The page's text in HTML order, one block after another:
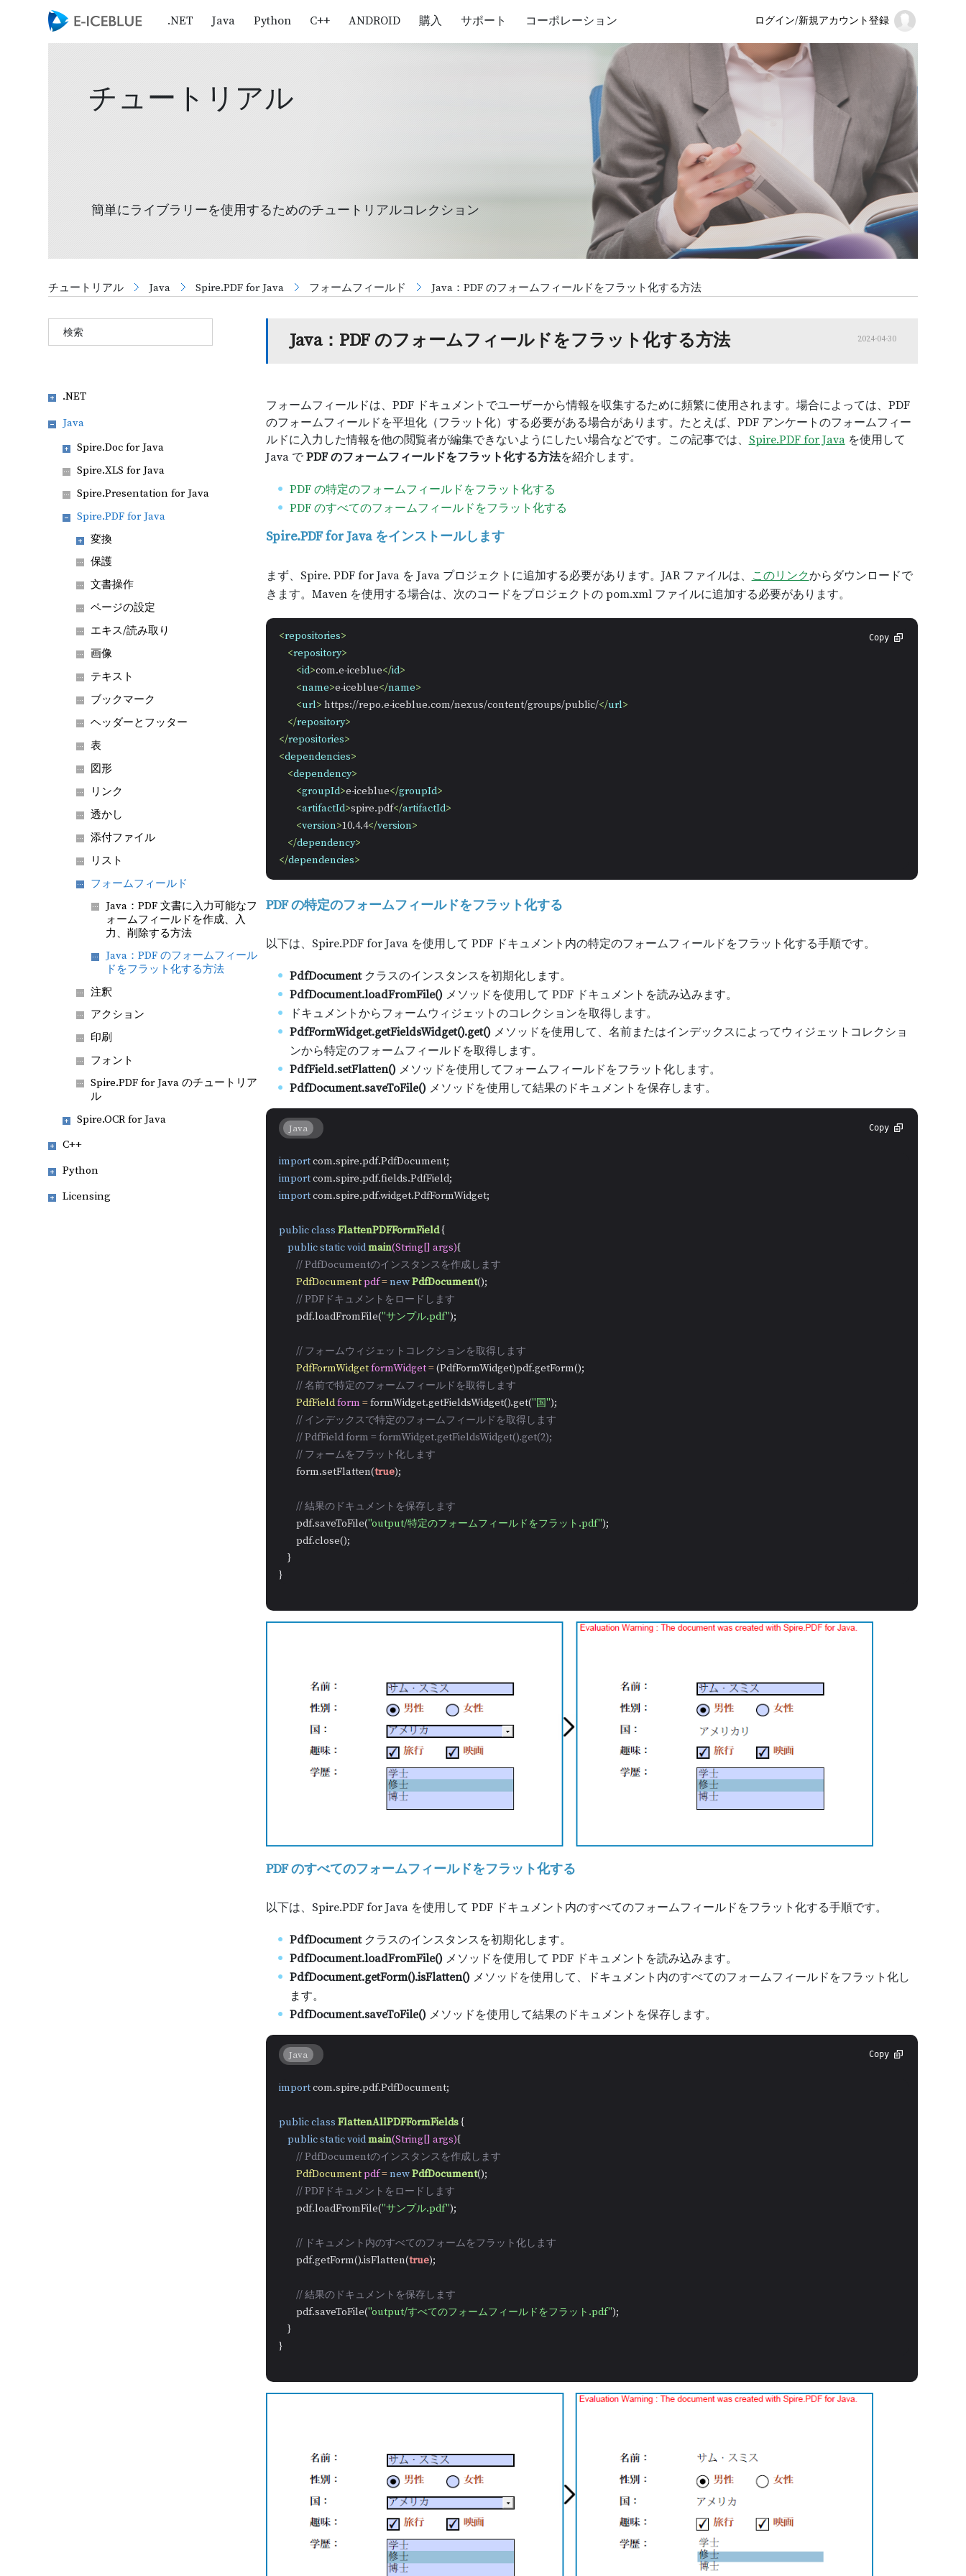
.NET Java Python C++ ANDROID 購入 サポート コーポレーション ログイン/新規アカウント登録
チュートリアル
簡単にライブラリーを使用するためのチュートリアルコレクション
チュートリアル Java Spire.PDF for Java フォームフィールド Java：PDF のフォームフィールドをフラット化する方法
2024-04-30
Java：PDF のフォームフィールドをフラット化する方法
フォームフィールドは、PDF ドキュメントでユーザーから情報を収集するために頻繁に使用されます。場合によっては、PDF
のフォームフィールドを平坦化（フラット化）する必要がある場合があります。たとえば、PDF アンケートのフォームフィー
ルドに入力した情報を他の閲覧者が編集できないようにしたい場合などです。この記事では、 Spire.PDF for Javaを使用して
Java で PDF のフォームフィールドをフラット化する方法を紹介します。
PDF の特定のフォームフィールドをフラット化する
PDF のすべてのフォームフィールドをフラット化する
Spire.PDF for Java をインストールします
まず、Spire. PDF for Java を Java プロジェクトに追加する必要があります。JAR ファイルは、 このリンクからダウンロードで
きます。Maven を使用する場合は、次のコードをプロジェクトの pom.xml ファイルに追加する必要があります。
Copy
<repositories>
<repository>
<id>com.e-iceblue</id>
<name>e-iceblue</name>
<url> https://repo.e-iceblue.com/nexus/content/groups/public/</url>
</repository>
</repositories>
<dependencies>
<dependency>
<groupId>e-iceblue</groupId>
<artifactId>spire.pdf</artifactId>
<version>10.4.4</version>
</dependency>
</dependencies>
PDF の特定のフォームフィールドをフラット化する
以下は、Spire.PDF for Java を使用して PDF ドキュメント内の特定のフォームフィールドをフラット化する手順です。
PdfDocumentクラスのインスタンスを初期化します。
PdfDocument.loadFromFile()メソッドを使用して PDF ドキュメントを読み込みます。
ドキュメントからフォームウィジェットのコレクションを取得します。
PdfFormWidget.getFieldsWidget().get()メソッドを使用して、名前またはインデックスによってウィジェットコレクショ
ンから特定のフォームフィールドを取得します。
PdfField.setFlatten()メソッドを使用してフォームフィールドをフラット化します。
PdfDocument.saveToFile()メソッドを使用して結果のドキュメントを保存します。
Java Copy
import
import
import com.spire.pdf.widget.PdfFormWidget;
publicclass FlattenPDFFormField {
publicstaticvoidmain(String[] args){
// PdfDocumentのインスタンスを作成します
PdfDocumentpdf=newPdfDocument();
// PDFドキュメントをロードします
        pdf.loadFromFile(
"サンプル.pdf");
// フォームウィジェットコレクションを取得します
PdfFormWidgetformWidget= (PdfFormWidget)pdf.getForm();
// 名前で特定のフォームフィールドを取得します
PdfFieldform = formWidget.getFieldsWidget().get("国");
// インデックスで特定のフォームフィールドを取得します
// PdfField form = formWidget.getFieldsWidget().get(2);
// フォームをフラット化します
        form.setFlatten(
true);
// 結果のドキュメントを保存します
        pdf.saveToFile(
"output/特定のフォームフィールドをフラット.pdf");
        pdf.close();
    }
}
PDF のすべてのフォームフィールドをフラット化する
以下は、Spire.PDF for Java を使用して PDF ドキュメント内のすべてのフォームフィールドをフラット化する手順です。
PdfDocumentクラスのインスタンスを初期化します。
PdfDocument.loadFromFile()メソッドを使用して PDF ドキュメントを読み込みます。
PdfDocument.getForm().isFlatten()メソッドを使用して、ドキュメント内のすべてのフォームフィールドをフラット化し
ます。
PdfDocument.saveToFile()メソッドを使用して結果のドキュメントを保存します。
Java Copy
import com.spire.pdf.PdfDocument;
publicclass FlattenAllPDFFormFields {
publicstaticvoidmain(String[] args){
// PdfDocumentのインスタンスを作成します
PdfDocumentpdf=newPdfDocument();
// PDFドキュメントをロードします
        pdf.loadFromFile(
"サンプル.pdf");
// ドキュメント内のすべてのフォームをフラット化します
        pdf.getForm().isFlatten(
true);
// 結果のドキュメントを保存します
        pdf.saveToFile(
"output/すべてのフォームフィールドをフラット.pdf");
    }
}
.NET
Java
Spire.Doc for Java
Spire.XLS for Java
Spire.Presentation for Java
Spire.PDF for Java
変換
保護
文書操作
ページの設定
エキス/読み取り
画像
テキスト
ブックマーク
ヘッダーとフッター
表
図形
リンク
透かし
添付ファイル
リスト
フォームフィールド
Java：PDF 文書に入力可能なフ
ォームフィールドを作成、入
力、削除する方法
Java：PDF のフォームフィール
ドをフラット化する方法
注釈
アクション
印刷
フォント
Spire.PDF for Java のチュートリア
ル
Spire.OCR for Java
C++
Python
Licensing